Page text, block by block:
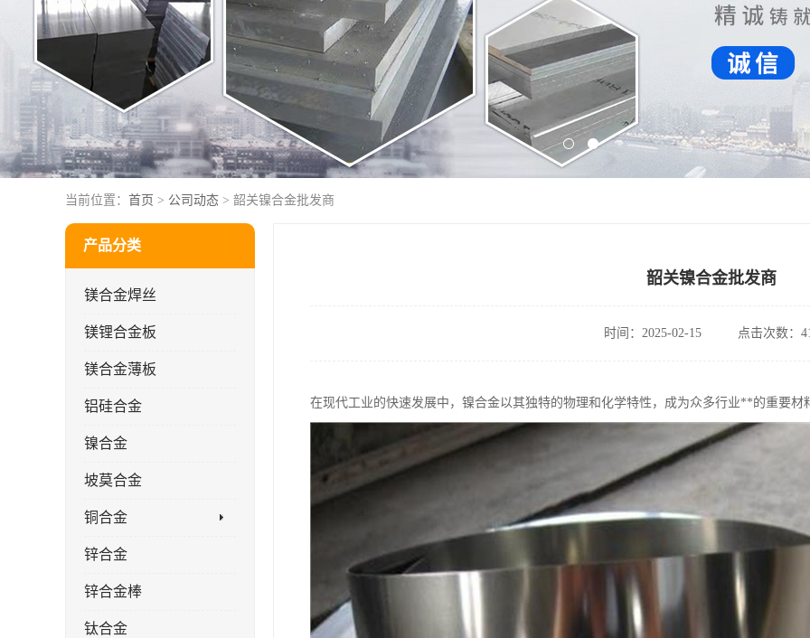
当前位置： 首页 > 公司动态 > 韶关镍合金批发商
产品分类
镁合金焊丝
镁锂合金板
镁合金薄板
铝硅合金
镍合金
坡莫合金
铜合金
锌合金
锌合金棒
钛合金
韶关镍合金批发商
时间：2025-02-15 点击次数：
在现代工业的快速发展中，镍合金以其独特的物理和化学特性，成为众多行业**的重要材